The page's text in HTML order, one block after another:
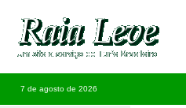
7 de agosto de 2026